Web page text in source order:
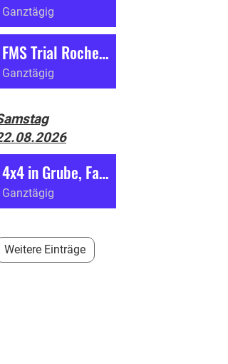
Ganztägig
FMS Trial Roches (BE)
Ganztägig
4x4 in Grube, Fahrverbot
Ganztägig
Weitere Einträge